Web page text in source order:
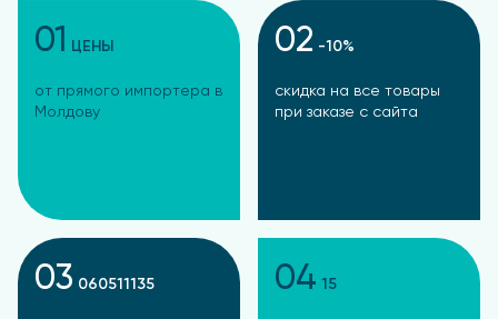
01 ЦЕНЫ
от прямого импортера в
Молдову
02 -10%
скидка на все товары
при заказе с сайта
03 060511135 04 15